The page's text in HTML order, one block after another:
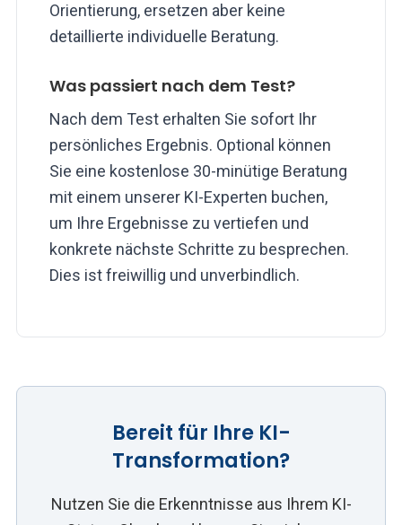
Orientierung, ersetzen aber keine
detaillierte individuelle Beratung.
Was passiert nach dem Test?
Nach dem Test erhalten Sie sofort Ihr
persönliches Ergebnis. Optional können
Sie eine kostenlose 30-minütige Beratung
mit einem unserer KI-Experten buchen,
um Ihre Ergebnisse zu vertiefen und
konkrete nächste Schritte zu besprechen.
Dies ist freiwillig und unverbindlich.
Bereit für Ihre KI-
Transformation?
Nutzen Sie die Erkenntnisse aus Ihrem KI-